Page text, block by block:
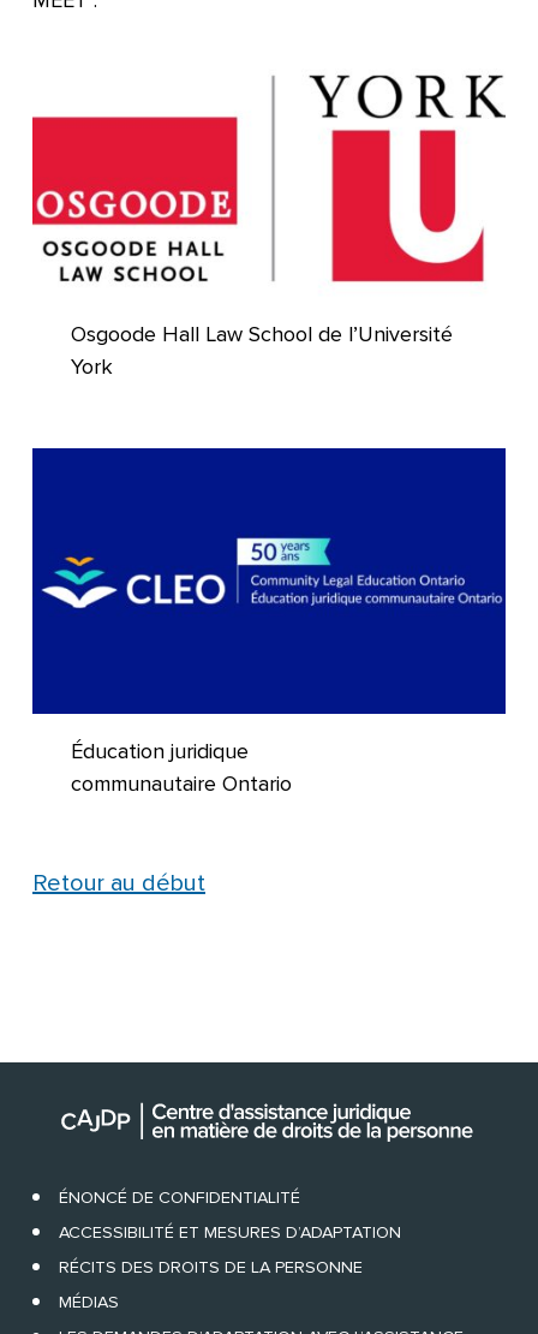
Osgoode Hall Law School de l’Université
York
Éducation juridique
communautaire Ontario
Retour au début
ÉNONCÉ DE CONFIDENTIALITÉ
ACCESSIBILITÉ ET MESURES D’ADAPTATION
RÉCITS DES DROITS DE LA PERSONNE
MÉDIAS